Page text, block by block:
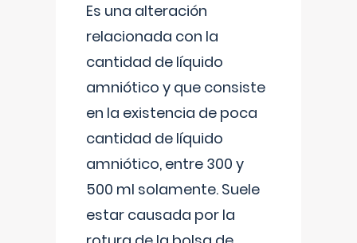
Es una alteración
relacionada con la
cantidad de líquido
amniótico y que consiste
en la existencia de poca
cantidad de líquido
amniótico, entre 300 y
500 ml solamente. Suele
estar causada por la